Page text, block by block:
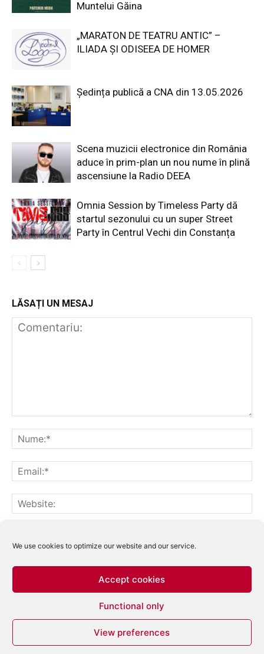
We use cookies to optimize our website and our service.
Accept cookies
Functional only
View preferences
Muntelui Găina
„MARATON DE TEATRU ANTIC” –
ILIADA ȘI ODISEEA DE HOMER
Ședința publică a CNA din 13.05.2026
Scena muzicii electronice din România
aduce în prim-plan un nou nume în plină
ascensiune la Radio DEEA
Omnia Session by Timeless Party dă
startul sezonului cu un super Street
Party în Centrul Vechi din Constanța
LĂSAȚI UN MESAJ
Notifică-mă prin email când sunt publicate articole noi.
Acest site folosește Akismet pentru a reduce
Află cum sunt procesate datele
comentariilor tale